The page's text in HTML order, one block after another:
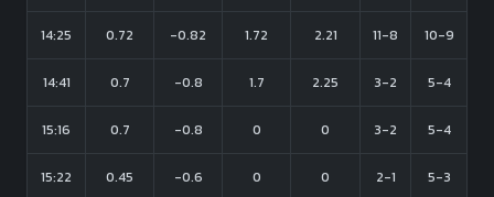
14:25 0.72 -0.82 1.72 2.21 11-8 10-9
14:41 0.7 -0.8 1.7 2.25 3-2 5-4
15:16 0.7 -0.8 0 0 3-2 5-4
15:22 0.45 -0.6 0 0 2-1 5-3